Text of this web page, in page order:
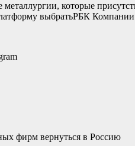
которые
выбратьРБК Компании
фирм вернуться в Россию